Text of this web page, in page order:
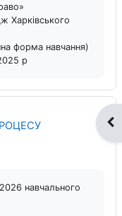
Харківського
форма навчання)
р
Datei
навчального